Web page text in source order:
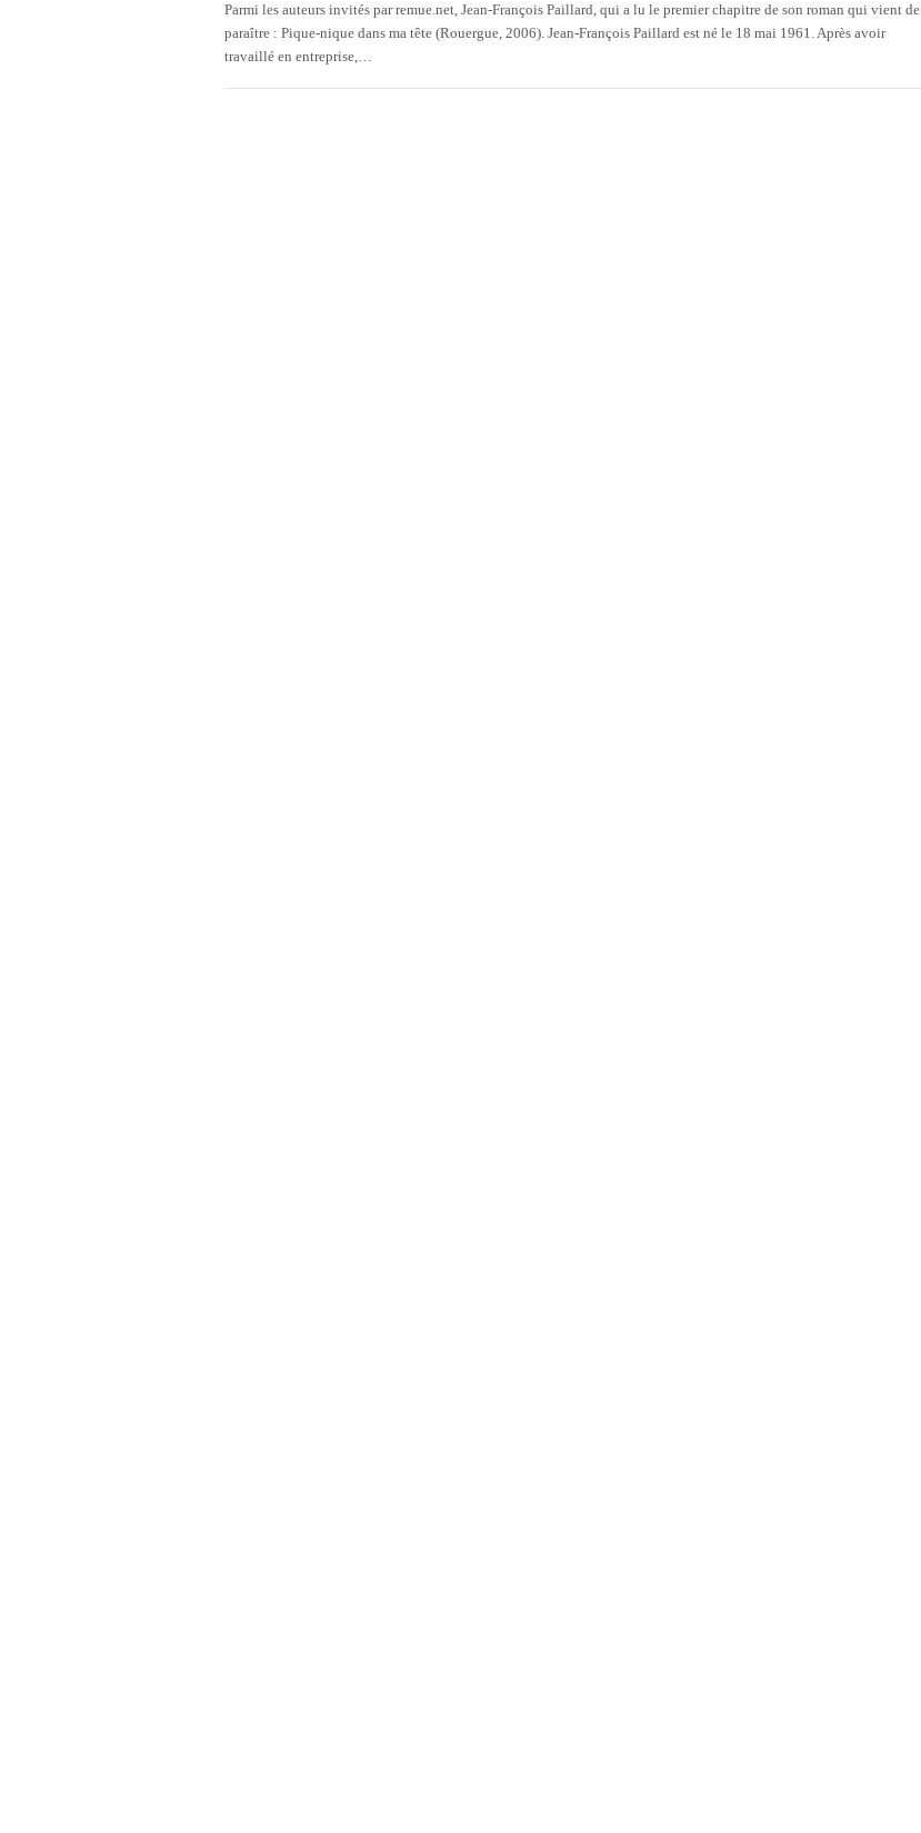
Parmi les auteurs invités par remue.net, Jean-François Paillard, qui a lu le premier chapitre de son roman qui vient de
paraître : Pique-nique dans ma tête (Rouergue, 2006). Jean-François Paillard est né le 18 mai 1961. Après avoir
travaillé en entreprise,…